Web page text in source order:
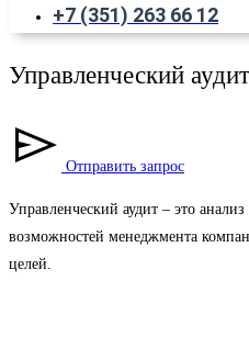
+7 (351) 263 66 12
Управленческий аудит
Отправить запрос
Управленческий аудит – это
возможностей менеджмента
целей.